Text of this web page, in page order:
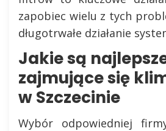
zapobiec wielu z tych
długotrwałe działanie
Jakie są
zajmujące się
w Szczecinie
Wybór odpowiedniej